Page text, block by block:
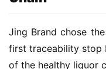
Jing Brand chose
first traceability stop
of the healthy liquor